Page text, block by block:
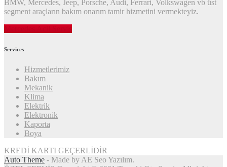
BMW, Mercedes, Jeep, Porsche, Audi, Ferrari, Volkswagen vb üst
segment araçların bakım onarım tamir hizmetini vermekteyiz.
Services
Hizmetlerimiz
Bakım
Mekanik
Klima
Elektrik
Elektronik
Kaporta
Boya
KREDİ KARTI GEÇERLİDİR
Auto Theme - Made by AE Seo Yazılım.